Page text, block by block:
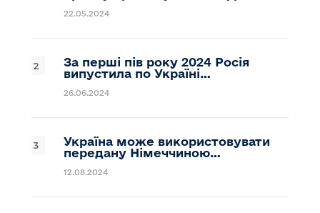
22.05.2024
За перші пів року 2024 Росія
випустила по Україні…
26.06.2024
Україна може використовувати
передану Німеччиною…
12.08.2024